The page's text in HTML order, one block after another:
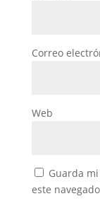
Correo
Web
Guarda
este